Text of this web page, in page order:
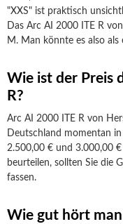
"XXS" ist praktisch
Das Arc AI 2000 ITE R
M. Man könnte es also als
Wie ist der Preis
R?
Arc AI 2000 ITE R von
Deutschland momentan
2.500,00 € und 3.000,00 €
beurteilen, sollten Sie die
fassen.
Wie gut hört